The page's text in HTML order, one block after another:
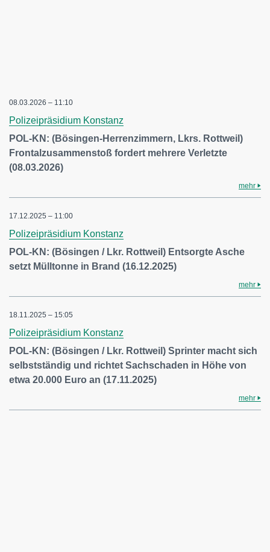
08.03.2026 – 11:10
Polizeipräsidium Konstanz
POL-KN: (Bösingen-Herrenzimmern, Lkrs. Rottweil)
Frontalzusammenstoß fordert mehrere Verletzte
(08.03.2026)
mehr
17.12.2025 – 11:00
Polizeipräsidium Konstanz
POL-KN: (Bösingen / Lkr. Rottweil) Entsorgte Asche
setzt Mülltonne in Brand (16.12.2025)
mehr
18.11.2025 – 15:05
Polizeipräsidium Konstanz
POL-KN: (Bösingen / Lkr. Rottweil) Sprinter macht sich
selbstständig und richtet Sachschaden in Höhe von
etwa 20.000 Euro an (17.11.2025)
mehr